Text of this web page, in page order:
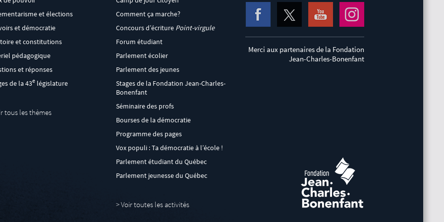
et élections
et démocratie
et constitutions
pédagogique
et réponses
de la 43e législature
tous les thèmes
Comment ça marche?
Concours d’écriture Point-virgule
Forum étudiant
Parlement écolier
Parlement des jeunes
Stages de la Fondation Jean-Charles-
Bonenfant
Séminaire des profs
Bourses de la démocratie
Programme des pages
Vox populi : Ta démocratie à l’école !
Parlement étudiant du Québec
Parlement jeunesse du Québec
>Voir toutes les activités
Merci aux partenaires de la Fondation
Jean-Charles-Bonenfant